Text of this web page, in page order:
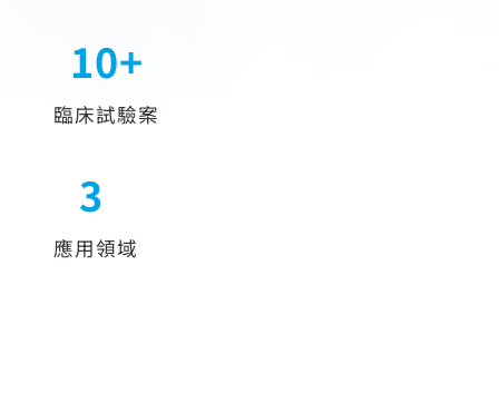
10+10+
臨床試驗案
3
應用領域